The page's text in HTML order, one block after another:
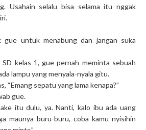
Usahain selalu bisa selama itu nggak
gue untuk menabung dan jangan suka
SD kelas 1, gue pernah meminta sebuah
lampu yang menyala-nyala gitu.
“Emang sepatu yang lama kenapa?”
gue.
itu dulu, ya. Nanti, kalo ibu ada uang
maunya buru-buru, coba kamu nyisihin